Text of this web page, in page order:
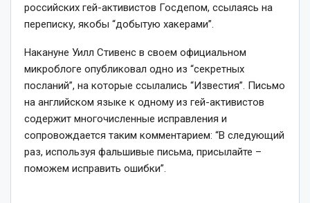
российских гей-активистов Госдепом, ссылаясь на
переписку, якобы “добытую хакерами”.
Накануне Уилл Стивенс в своем официальном
микроблоге опубликовал одно из “секретных
посланий”, на которые ссылались “Известия”. Письмо
на английском языке к одному из гей-активистов
содержит многочисленные исправления и
сопровождается таким комментарием: “В следующий
раз, используя фальшивые письма, присылайте –
поможем исправить ошибки”.